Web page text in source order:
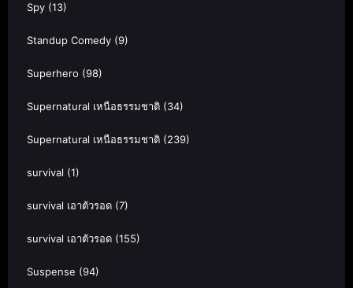
Spy (13)
Standup Comedy (9)
Superhero (98)
Supernatural เหนือธรรมชาติ (34)
Supernatural เหนือธรรมชาติ (239)
survival (1)
survival เอาตัวรอด (7)
survival เอาตัวรอด (155)
Suspense (94)